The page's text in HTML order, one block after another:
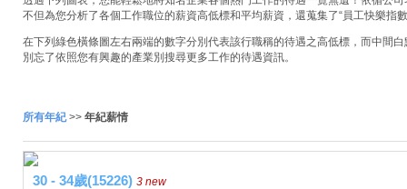
不但為您分析了各個工作職位的薪資高低標和平均薪資，還蒐集了“員工快樂指
在下列綠色橫條圖左右兩端的數字分別代表該行職稱的待遇之高低標，而中間
別忘了依照您有興趣的產業別搜尋更多工作的待遇資訊。
所有年紀>> 年紀薪情
30 - 34歲(15226) 3 new